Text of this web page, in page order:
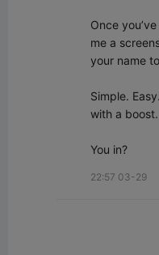
Once
me a
your name
Simple.
with a boost.
You in?
22:57 03-29